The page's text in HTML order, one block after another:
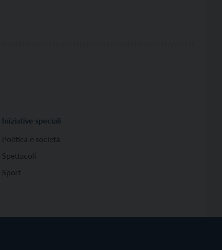
Iniziative speciali
Politica e società
Spettacoli
Sport